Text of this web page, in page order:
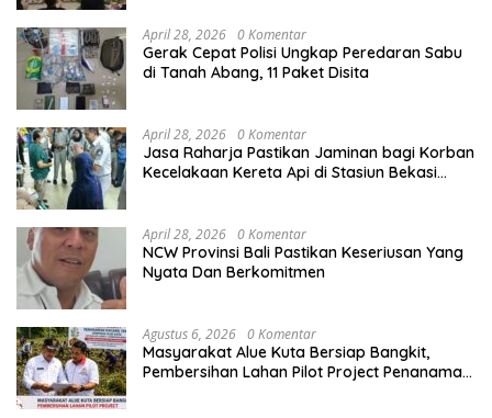
April 28, 2026 0 Komentar
Gerak Cepat Polisi Ungkap Peredaran Sabu
di Tanah Abang, 11 Paket Disita
April 28, 2026 0 Komentar
Jasa Raharja Pastikan Jaminan bagi Korban
Kecelakaan Kereta Api di Stasiun Bekasi
April 28, 2026 0 Komentar
NCW Provinsi Bali Pastikan Keseriusan Yang
Nyata Dan Berkomitmen
Agustus 6, 2026 0 Komentar
Masyarakat Alue Kuta Bersiap Bangkit,
Pembersihan Lahan Pilot Project Penanaman